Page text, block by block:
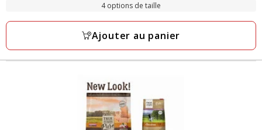
avis
4 options de taille
Ajouter au panier